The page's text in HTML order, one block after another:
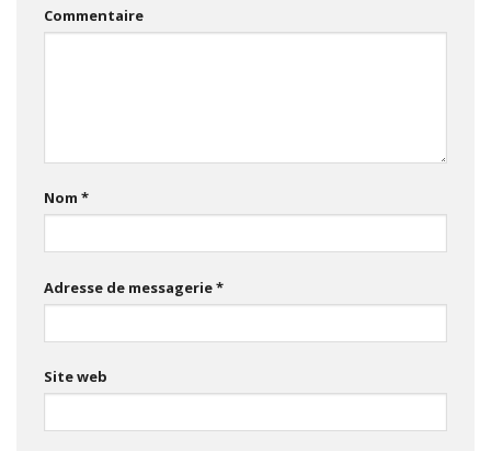
Commentaire
Nom *
Adresse de messagerie*
Site web